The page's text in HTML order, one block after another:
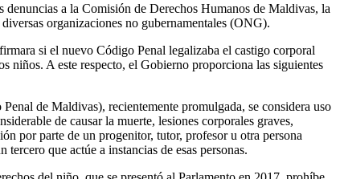
a la Comisión de Derechos Humanos de Maldivas, la
organizaciones no gubernamentales (ONG).
si el nuevo Código Penal legalizaba el castigo corporal
niños. A este respecto, el Gobierno proporciona las siguientes
de Maldivas), recientemente promulgada, se considera uso
de causar la muerte, lesiones corporales graves,
por parte de un progenitor, tutor, profesor u otra persona
que actúe a instancias de esas personas.